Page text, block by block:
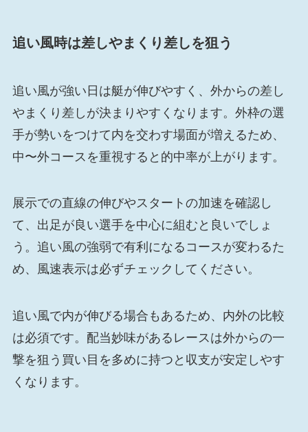
追い風時は差しやまくり差しを狙う
追い風が強い日は艇が伸びやすく、外からの差し
やまくり差しが決まりやすくなります。外枠の選
手が勢いをつけて内を交わす場面が増えるため、
中〜外コースを重視すると的中率が上がります。
展示での直線の伸びやスタートの加速を確認し
て、出足が良い選手を中心に組むと良いでしょ
う。追い風の強弱で有利になるコースが変わるた
め、風速表示は必ずチェックしてください。
追い風で内が伸びる場合もあるため、内外の比較
は必須です。配当妙味があるレースは外からの一
撃を狙う買い目を多めに持つと収支が安定しやす
くなります。